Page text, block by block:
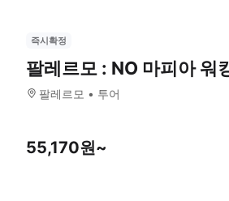
즉시확정
팔레르모 : NO 마피아 워
팔레르모 투어
55,170원~